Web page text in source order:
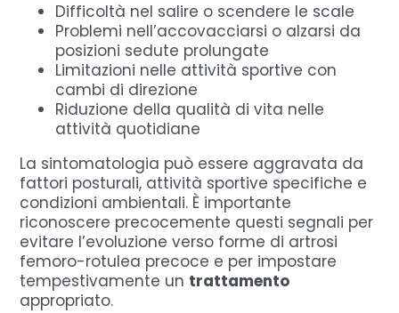
Difficoltà nel salire o scendere le scale
Problemi nell’accovacciarsi o alzarsi da
posizioni sedute prolungate
Limitazioni nelle attività sportive con
cambi di direzione
Riduzione della qualità di vita nelle
attività quotidiane
La sintomatologia può essere aggravata da
fattori posturali, attività sportive specifiche e
condizioni ambientali. È importante
riconoscere precocemente questi segnali per
evitare l’evoluzione verso forme di artrosi
femoro-rotulea precoce e per impostare
tempestivamente un trattamento
appropriato.